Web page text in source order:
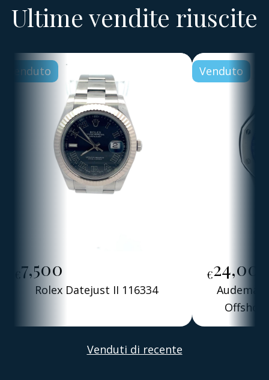
Ultime vendite riuscite
Venduto
€7,500
Rolex Datejust II 116334
Venduto
€
Venduti di recente